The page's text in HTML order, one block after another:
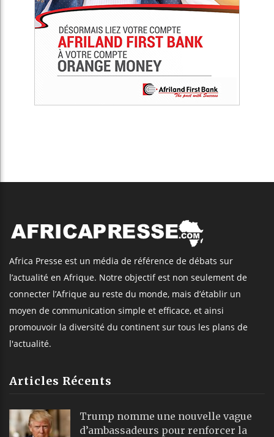
Africa Presse est un média de référence de débats sur
l’actualité en Afrique. Notre objectif est non seulement de
connecter l’Afrique au reste du monde, mais d’établir un
moyen de communication simple et efficace, et ainsi
promouvoir la diversité du continent sur tous les plans de
l'actualité.
Articles Récents
Trump nomme une nouvelle vague
d’ambassadeurs pour renforcer la